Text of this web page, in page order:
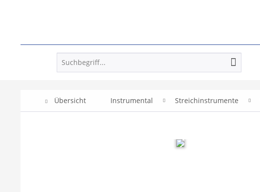
Übersicht Instrumental Streichinstrumente